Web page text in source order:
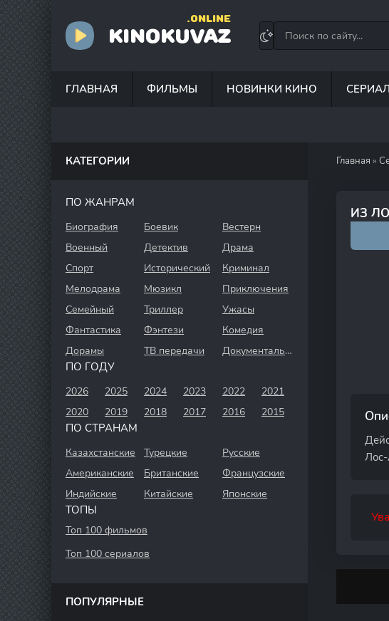
KINOKUVAZ
.ONLINE
ГЛАВНАЯ ФИЛЬМЫ НОВИНКИ КИНО
Главная »
ИЗ
КАТЕГОРИИ
ПО ЖАНРАМ
Биография Боевик
Вестерн
Военный
Детектив
Драма
Спорт
Исторический
Криминал
Мелодрама
Мюзикл
Приключения
Семейный
Триллер
Ужасы
Фантастика
Фэнтези
Комедия
Дорамы
ТВ передачи Документальный
ПО ГОДУ
2026 2025 2024 2023 2022
2021
2020
2019 2018 2017 2016 2015
ПО СТРАНАМ
Казахстанские Турецкие
Русские
Американские
Британские
Французские
Индийские
Китайские Японские
ТОПЫ
Топ 100 фильмов
Топ 100 сериалов
ПОПУЛЯРНЫЕ